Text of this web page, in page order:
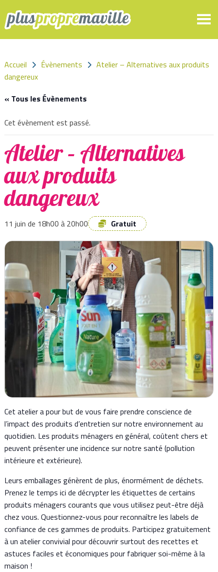
Accueil Évènements
Atelier – Alternatives aux produits
dangereux
« Tous les Évènements
Cet évènement est passé.
Atelier – Alternatives
aux produits
dangereux
11 juin de 18h00 à 20h00 Gratuit
Cet atelier a pour but de vous faire prendre conscience de
l’impact des produits d’entretien sur notre environnement au
quotidien. Les produits ménagers en général, coûtent chers et
peuvent présenter une incidence sur notre santé (pollution
intérieure et extérieure).
Leurs emballages génèrent de plus, énormément de déchets.
Prenez le temps ici de décrypter les étiquettes de certains
produits ménagers courants que vous utilisez peut-être déjà
chez vous. Questionnez-vous pour reconnaître les labels de
confiance de ces gammes de produits. Participez gratuitement
à un atelier convivial pour découvrir surtout des recettes et
astuces faciles et économiques pour fabriquer soi-même à la
maison !